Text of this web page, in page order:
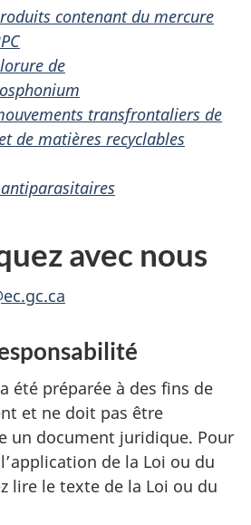
contenant du mercure
de
transfrontaliers de
de matières recyclables
avec nous
été préparée à des fins de
et ne doit pas être
un document juridique. Pour
de la Loi ou du
lire le texte de la Loi ou du